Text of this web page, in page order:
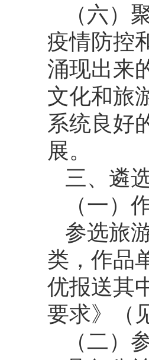
（六）
疫情防控
涌现出来
文化和旅
系统良好
展。
三、遴
（一）
参选旅
类，作品
优报送其
要求》（
（二）